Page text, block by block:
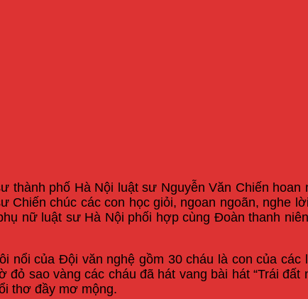
thành phố Hà Nội luật sư Nguyễn Văn Chiến
chúc các con học giỏi, ngoan ngoãn, nghe
nữ luật sư Hà Nội phối hợp cùng Đoàn thanh
nổi của Đội văn nghệ gồm 30 cháu là con của
đỏ sao vàng các cháu đã hát vang bài hát “Trái
thơ đầy mơ mộng.